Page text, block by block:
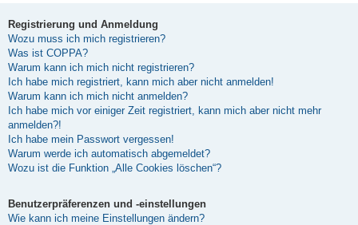
Registrierung und Anmeldung
Wozu muss ich mich registrieren?
Was ist COPPA?
Warum kann ich mich nicht registrieren?
Ich habe mich registriert, kann mich aber nicht anmelden!
Warum kann ich mich nicht anmelden?
Ich habe mich vor einiger Zeit registriert, kann mich aber nicht mehr
anmelden?!
Ich habe mein Passwort vergessen!
Warum werde ich automatisch abgemeldet?
Wozu ist die Funktion „Alle Cookies löschen“?
Benutzerpräferenzen und -einstellungen
Wie kann ich meine Einstellungen ändern?